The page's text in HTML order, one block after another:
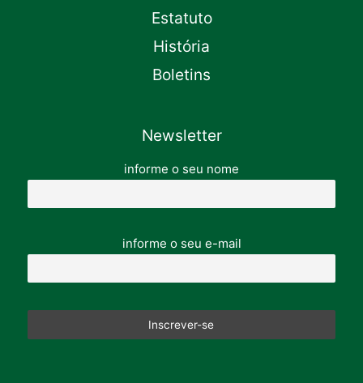
Estatuto
História
Boletins
Newsletter
informe o seu nome
informe o seu e-mail